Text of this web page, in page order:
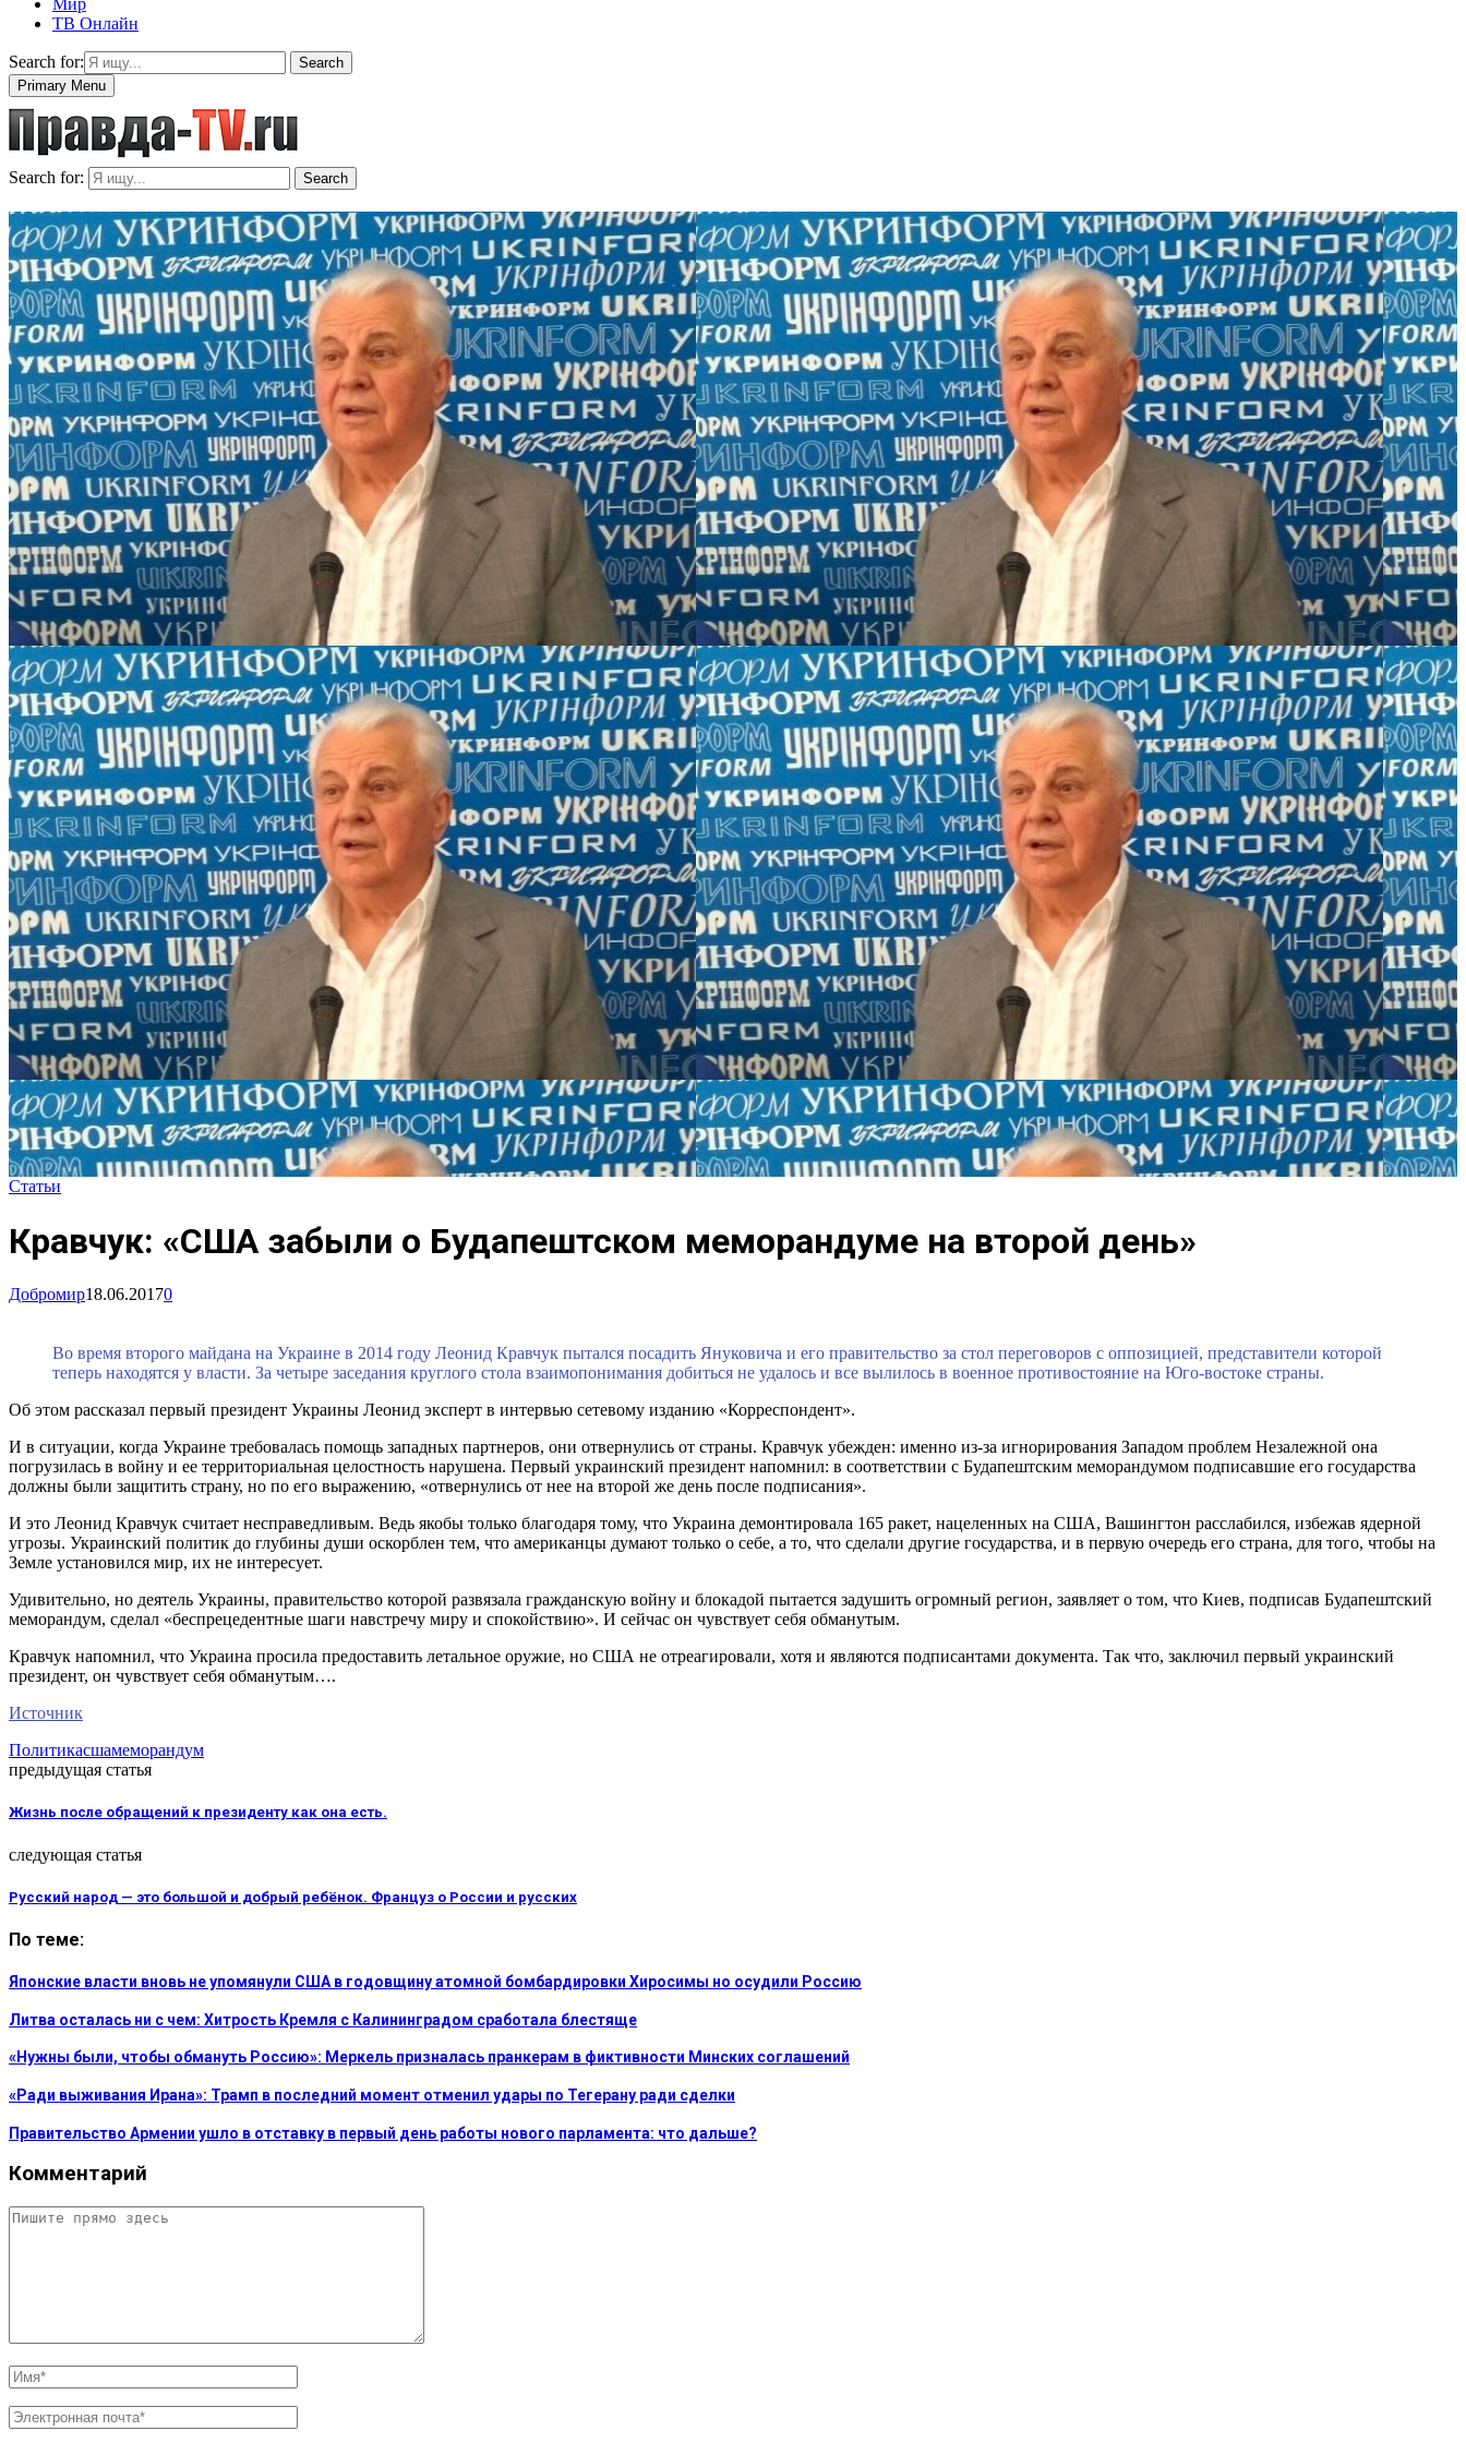
Мир
ТВ Онлайн
Search for:
Search
Primary Menu
Search for: Search
Статьи
Кравчук: «США забыли о Будапештском меморандуме на второй день»
Добромир18.06.20170
Во время второго майдана на Украине в 2014 году Леонид Кравчук пытался посадить Януковича и его правительство за стол переговоров с оппозицией, представители которой
теперь находятся у власти. За четыре заседания круглого стола взаимопонимания добиться не удалось и все вылилось в военное противостояние на Юго-востоке страны.
Об этом рассказал первый президент Украины Леонид эксперт в интервью сетевому изданию «Корреспондент».
И в ситуации, когда Украине требовалась помощь западных партнеров, они отвернулись от страны. Кравчук убежден: именно из-за игнорирования Западом проблем Незалежной она
погрузилась в войну и ее территориальная целостность нарушена. Первый украинский президент напомнил: в соответствии с Будапештским меморандумом подписавшие его государства
должны были защитить страну, но по его выражению, «отвернулись от нее на второй же день после подписания».
И это Леонид Кравчук считает несправедливым. Ведь якобы только благодаря тому, что Украина демонтировала 165 ракет, нацеленных на США, Вашингтон расслабился, избежав ядерной
угрозы. Украинский политик до глубины души оскорблен тем, что американцы думают только о себе, а то, что сделали другие государства, и в первую очередь его страна, для того, чтобы на
Земле установился мир, их не интересует.
Удивительно, но деятель Украины, правительство которой развязала гражданскую войну и блокадой пытается задушить огромный регион, заявляет о том, что Киев, подписав Будапештский
меморандум, сделал «беспрецедентные шаги навстречу миру и спокойствию». И сейчас он чувствует себя обманутым.
Кравчук напомнил, что Украина просила предоставить летальное оружие, но США не отреагировали, хотя и являются подписантами документа. Так что, заключил первый украинский
президент, он чувствует себя обманутым….
Источник
Политикасшамеморандум
предыдущая статья
Жизнь после обращений к президенту как она есть.
следующая статья
Русский народ — это большой и добрый ребёнок. Француз о России и русских
По теме:
Японские власти вновь не упомянули США в годовщину атомной бомбардировки Хиросимы но осудили Россию
Литва осталась ни с чем: Хитрость Кремля с Калининградом сработала блестяще
«Нужны были, чтобы обмануть Россию»: Меркель призналась пранкерам в фиктивности Минских соглашений
«Ради выживания Ирана»: Трамп в последний момент отменил удары по Тегерану ради сделки
Правительство Армении ушло в отставку в первый день работы нового парламента: что дальше?
Комментарий